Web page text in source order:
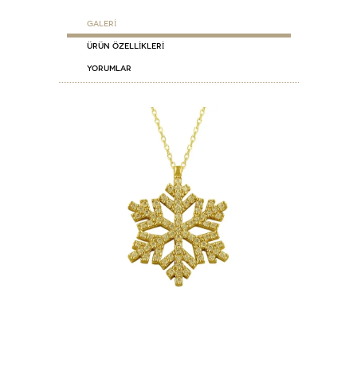
GALERİ
ÜRÜN ÖZELLİKLERİ
Yorumlar